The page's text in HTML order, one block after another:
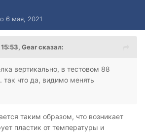
6 мая, 2021
Gearсказал:
вертикально, в тестовом 88
так что да, видимо менять
таким образом, что возникает
пластик от температуры и